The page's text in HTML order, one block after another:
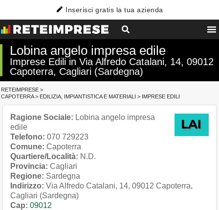
Inserisci gratis la tua azienda
Lobina angelo impresa edile
Imprese Edili in Via Alfredo Catalani, 14, 09012
Capoterra, Cagliari (Sardegna)
RETEIMPRESE >
CAPOTERRA> EDILIZIA, IMPIANTISTICA E MATERIALI > IMPRESE EDILI
Ragione Sociale: Lobina angelo impresa
edile
Telefono: 070 729223
Comune: Capoterra
Quartiere/Località: N.D.
Provincia: Cagliari
Regione: Sardegna
Indirizzo: Via Alfredo Catalani, 14, 09012 Capoterra,
Cagliari (Sardegna)
Cap: 09012